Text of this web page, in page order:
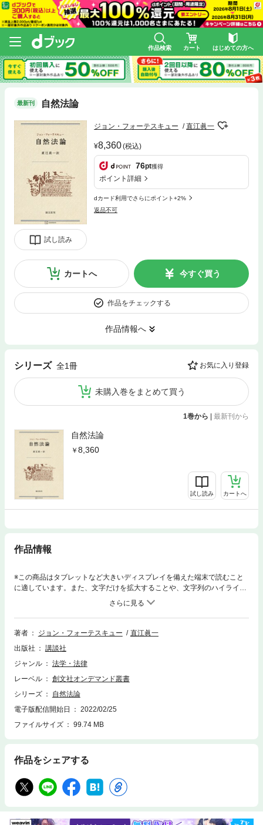
作品検索 カート はじめての方へ
最新刊 自然法論
試し読み
ジョン・フォーテスキュー 直江眞一
8,360(税込)
76pt獲得
ポイント詳細
dカード利用でさらにポイント+2%
返品不可
カートへ 今すぐ買う
作品をチェックする
作品情報へ
シリーズ 全1冊 お気に入り登録
未購入巻をまとめて買う
1巻から | 最新刊から
自然法論
8,360
試し読み カートへ
作品情報
※この商品はタブレットなど大きいディスプレイを備えた端末で読むこと
に適しています。また、文字だけを拡大することや、文字列のハイライ
ト、検索、辞書の参照、引用などの機能が使用できません。【内容紹介・
目次・著者略歴】本書は「ばら戦争」最中の一四六一－六三年頃、王座裁
判所首席裁判官の経験もあるジョン・フォーテスキューによって、ランカ
スター朝ヘンリ六世の権原を擁護するという実践的意図の下に書かれたも
よる王位継承権の主張が有利であったため、フォーテスキューは「被相続
人たる国王に男子直系卑属が存在しない場合に、娘およびその子たる孫と
いがその応用問題となるような――形で問題を設定し、自然法を準拠法と
して「弟」に有利な結論を導き出す。詳細な訳註を付した本訳書は、一九
づく決定版。【目次より抜粋】凡例覚書第一部 自然法の本質について第
一章 ここで著者は、その執筆の理由を示す。第二章 これは法に属する
四章 モーセの手を介して律法が与えられるまで、自然法のみが但界を支
配していた。第五章 自然法は他のすべての人定法にまさっている。第六
章 メルキゼデクは自然法の下でのみ王とされた。〔省略〕第四〇章 い
かにして正義の名が人の名に等しいものとさせられるか。第四一章 ここ
では、始源的正義が自然的正義といかに相違するかを見よ。第四二章 自
章 人定法の神法に対する関係は、月の太陽に対する関係のごとくであ
著者 ジョン・フォーテスキュー
直江眞一
出版社
講談社
ジャンル
法学・法律
レーベル
創文社オンデマンド叢書
シリーズ
自然法論
電子版配信開始日
2022/02/25
ファイルサイズ
99.74 MB
作品をシェアする